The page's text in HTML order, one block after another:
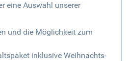
eine Auswahl unserer
und die Möglichkeit zum
inklusive Weihnachts-